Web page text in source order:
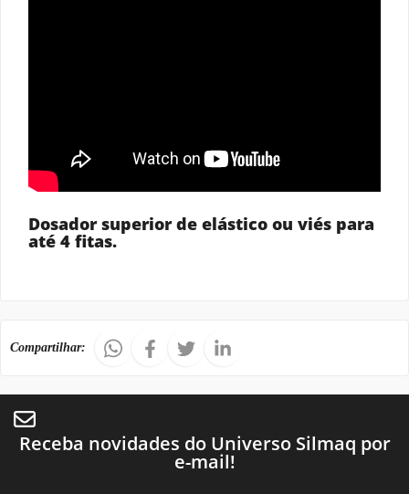
Dosador superior de elástico ou viés para
até 4 fitas.
Compartilhar:
Receba novidades do Universo Silmaq por
e-mail!